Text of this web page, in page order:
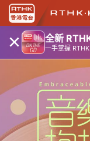
× 全新
一手掌握